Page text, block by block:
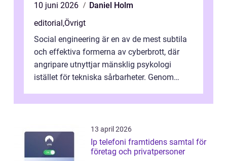
10 juni 2026
Daniel Holm
editorial,Övrigt
Social engineering är en av de mest subtila
och effektiva formerna av cyberbrott, där
angripare utnyttjar mänsklig psykologi
istället för tekniska sårbarheter. Genom
13 april 2026
Ip telefoni framtidens samtal för
företag och privatpersoner